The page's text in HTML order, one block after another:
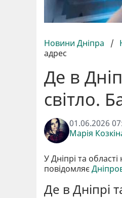
Новини Дніпра /
адрес
Де в
світло.
01.06.2026
Марія
У Дніпрі та
повідомляє
Де в Дніпрі